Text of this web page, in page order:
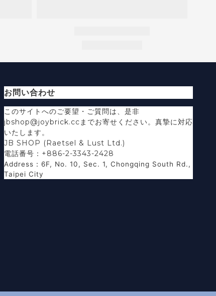
お問い合わせ
このサイトへのご要望・ご質問は、是非
jbshop@joybrick.ccまでお寄せください。真摯に対応
いたします。
JB SHOP (Raetsel & Lust Ltd.)
電話番号：+886-2-3343-2428
Address ： 6F, No. 10, Sec. 1, Chongqing South Rd.,
Taipei City